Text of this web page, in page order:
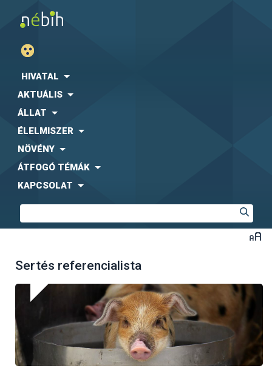
HIVATAL
AKTUÁLIS
ÁLLAT
ÉLELMISZER
NÖVÉNY
ÁTFOGÓ TÉMÁK
KAPCSOLAT
Sertés referencialista